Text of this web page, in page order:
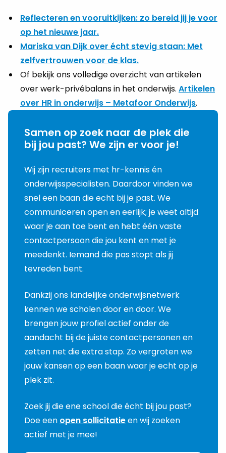
Reflecteren en vooruitkijken: zo bereid jij je voor
op het nieuwe jaar.
Mariska van Dijk over écht stevig staan: Met
zelfvertrouwen voor de klas.
Of bekijk ons volledige overzicht van artikelen
over werk-privébalans in het onderwijs. Artikelen
over HR in onderwijs – Metafoor Onderwijs.
Samen op zoek naar de plek die
bij jou past? We zijn er voor je!
Wij zijn recruiters met hr-kennis én
onderwijsspecialisten. Daardoor vinden we
snel een baan die echt bij je past. We
communiceren open en eerlijk; je weet altijd
waar je aan toe bent en hebt één vaste
contactpersoon die jou kent en met je
meedenkt. Iemand die pas stopt als jij
tevreden bent.
Dankzij ons landelijke onderwijsnetwerk
kennen we scholen door en door. We
brengen jouw profiel actief onder de
aandacht bij de juiste contactpersonen en
zetten net die extra stap. Zo vergroten we
jouw kansen op een baan waar je echt op je
plek zit.
Zoek jij die ene school die écht bij jou past?
Doe een open sollicitatieen wij zoeken
actief met je mee!